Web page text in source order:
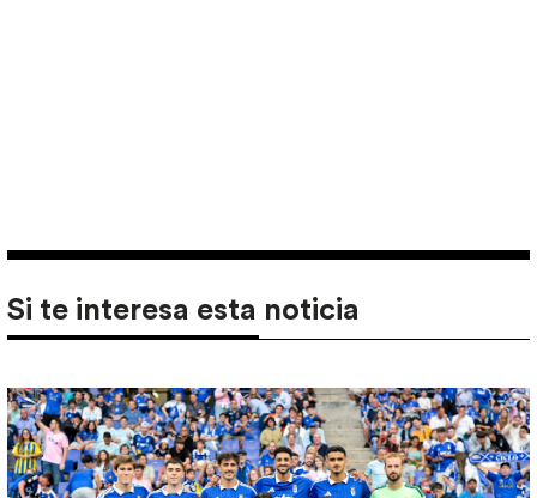
Si te interesa esta noticia